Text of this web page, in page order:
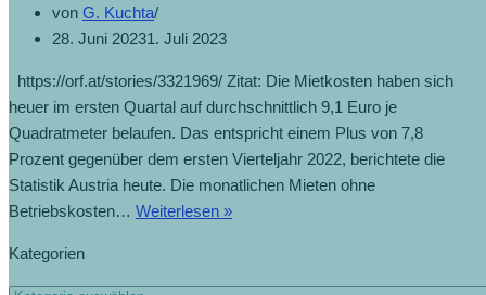
von G. Kuchta
28. Juni 20231. Juli 2023
https://orf.at/stories/3321969/ Zitat: Die Mietkosten haben sich
heuer im ersten Quartal auf durchschnittlich 9,1 Euro je
Quadratmeter belaufen. Das entspricht einem Plus von 7,8
Prozent gegenüber dem ersten Vierteljahr 2022, berichtete die
Statistik Austria heute. Die monatlichen Mieten ohne
Betriebskosten… Weiterlesen »
Kategorien